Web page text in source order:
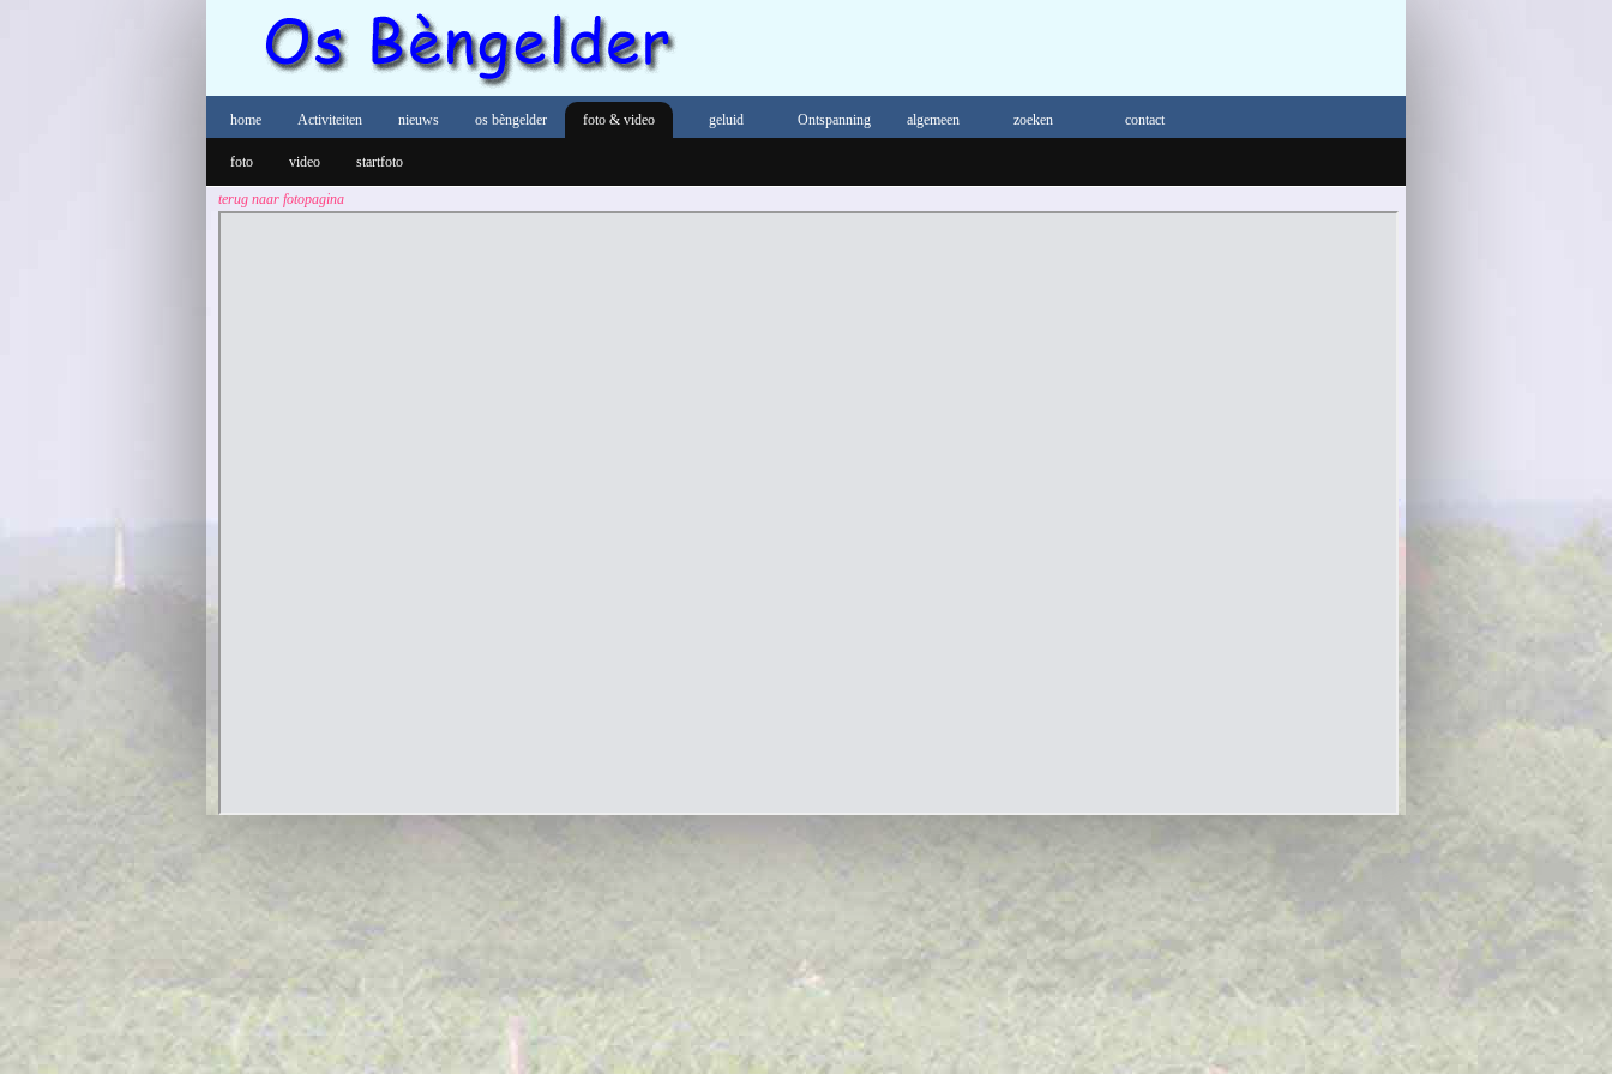
home Activiteiten nieuws os bèngelder foto & video
foto video startfoto
geluid Ontspanning algemeen zoeken contact
terug naar fotopagina